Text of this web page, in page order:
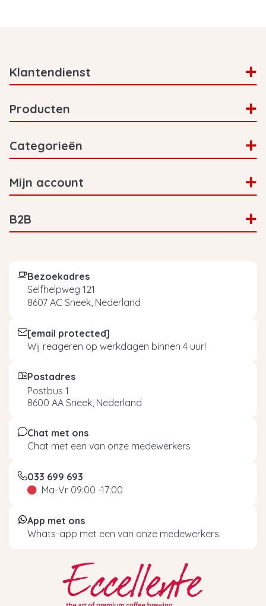
Klantendienst
Producten
Categorieën
Mijn account
B2B
Bezoekadres
Selfhelpweg 121
8607 AC Sneek, Nederland
[email protected]
Wij reageren op werkdagen binnen 4 uur!
Postadres
Postbus 1
8600 AA Sneek, Nederland
Chat met ons
Chat met een van onze medewerkers
033 699 693
Ma-Vr 09:00 -17:00
App met ons
Whats-app met een van onze medewerkers.